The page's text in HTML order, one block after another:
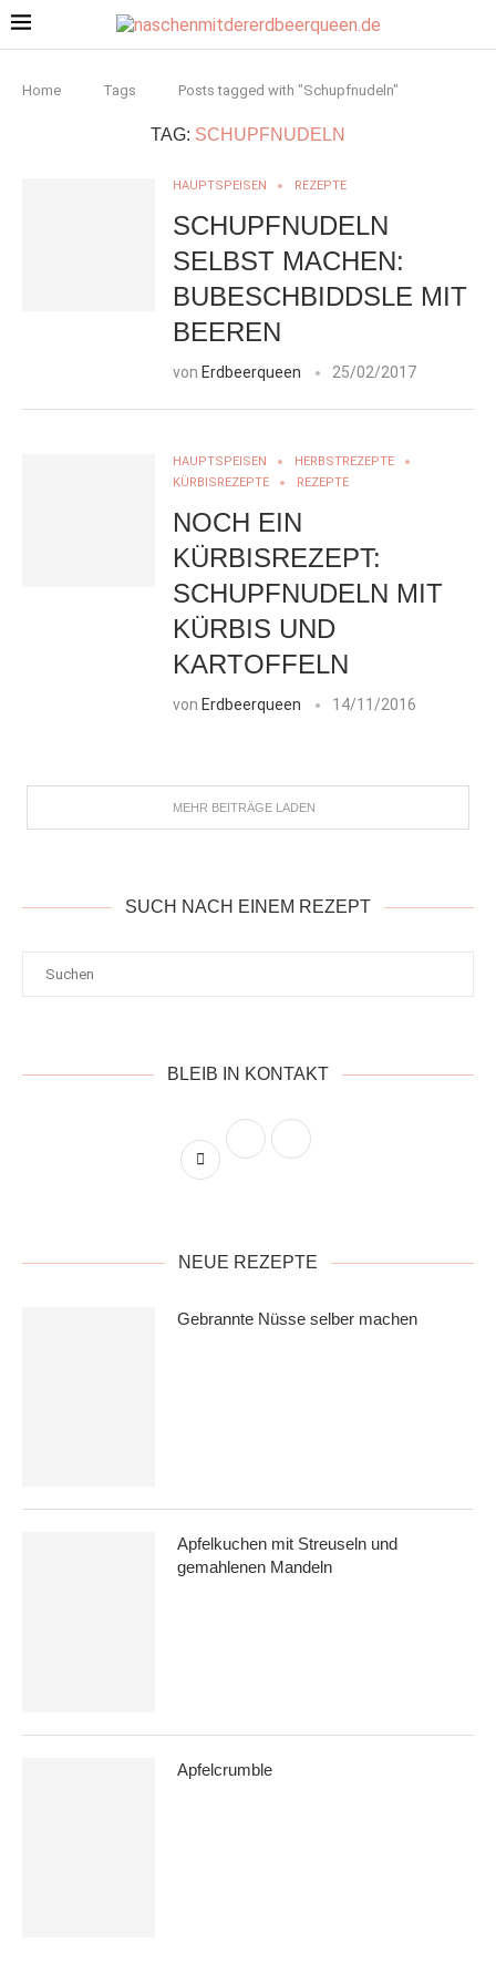
Home Tags Posts tagged with "Schupfnudeln"
TAG: SCHUPFNUDELN
HAUPTSPEISEN REZEPTE
SCHUPFNUDELN
SELBST MACHEN:
BUBESCHBIDDSLE MIT
BEEREN
von Erdbeerqueen 25/02/2017
HAUPTSPEISEN
HERBSTREZEPTE
KÜRBISREZEPTE
REZEPTE
NOCH EIN
KÜRBISREZEPT:
SCHUPFNUDELN MIT
KÜRBIS UND
KARTOFFELN
von Erdbeerqueen 14/11/2016
MEHR BEITRÄGE LADEN
SUCH NACH EINEM REZEPT
BLEIB IN KONTAKT
NEUE REZEPTE
Gebrannte Nüsse selber machen
Apfelkuchen mit Streuseln und
gemahlenen Mandeln
Apfelcrumble